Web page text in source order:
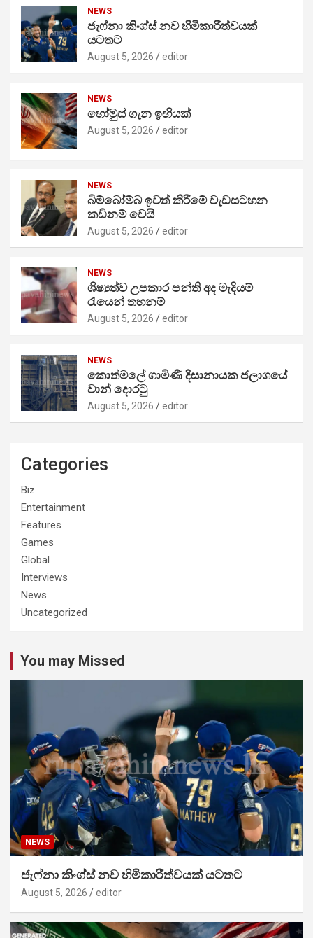
NEWS
ජැෆ්නා කිංග්ස් නව හිමිකාරීත්වයක්
යටතට
August 5, 2026 editor
NEWS
හෝමුස් ගැන ඉඟියක්
August 5, 2026 editor
NEWS
බිම්බෝම්බ ඉවත් කිරීමේ වැඩසටහන
කඩිනම් වෙයි
August 5, 2026 editor
NEWS
ශිෂ්‍යත්ව උපකාර පන්ති අද මැදියම්
රැයෙන් තහනම්
August 5, 2026 editor
NEWS
කොත්මලේ ගාමිණී දිසානායක ජලාශයේ
වාන් දොරටු
August 5, 2026 editor
Categories
Biz
Entertainment
Features
Games
Global
Interviews
News
Uncategorized
You may Missed
NEWS
ජැෆ්නා කිංග්ස් නව හිමිකාරීත්වයක් යටතට
August 5, 2026 editor